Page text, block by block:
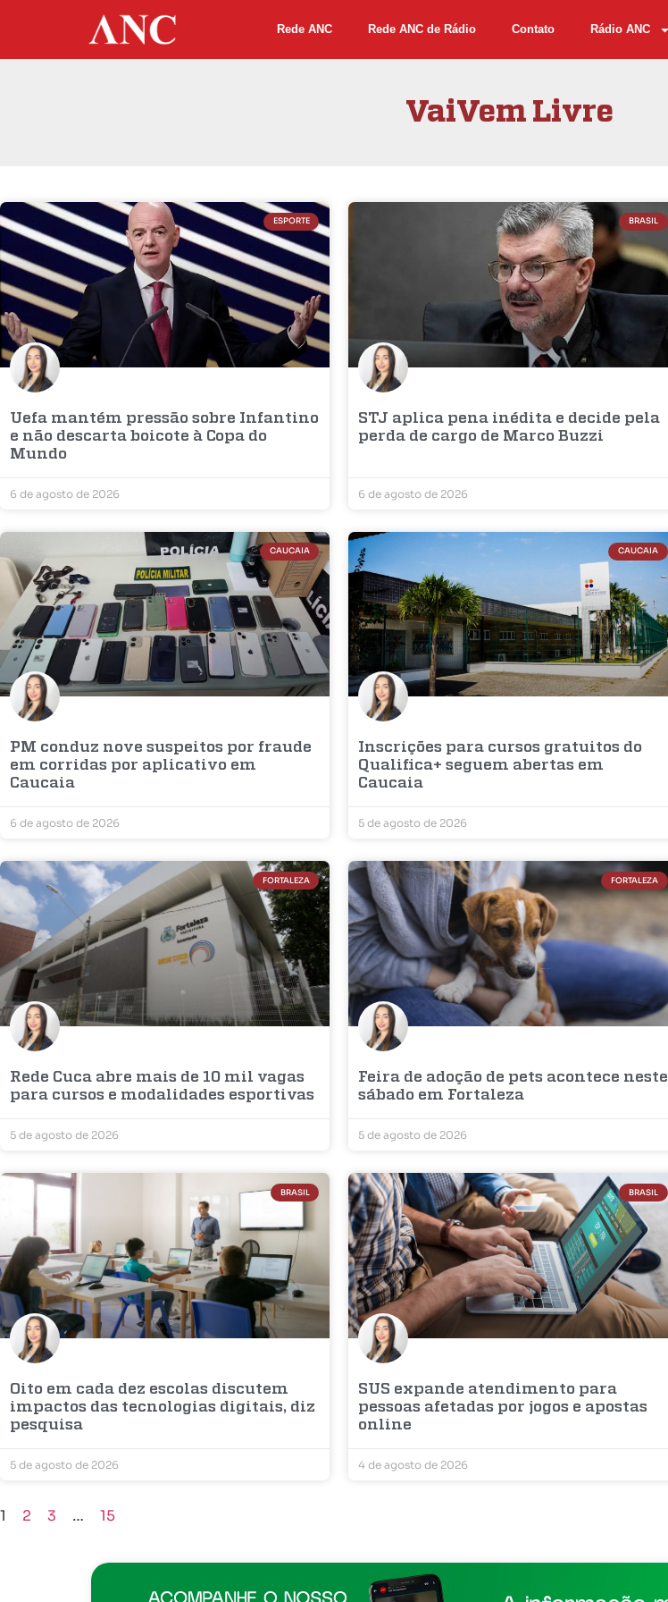
Rede ANC Rede ANC de Rádio Contato Rádio ANC
VaiVem Livre
ESPORTE
Uefa mantém pressão sobre Infantino
e não descarta boicote à Copa do
Mundo
6 de agosto de 2026
BRASIL
STJ aplica pena inédita e decide pela
perda de cargo de Marco Buzzi
6 de agosto de 2026
CAUCAIA
PM conduz nove suspeitos por fraude
em corridas por aplicativo em
Caucaia
6 de agosto de 2026
CAUCAIA
Inscrições para cursos gratuitos do
Qualifica+ seguem abertas em
Caucaia
5 de agosto de 2026
FORTALEZA
Rede Cuca abre mais de 10 mil vagas
para cursos e modalidades esportivas
5 de agosto de 2026
FORTALEZA
Feira de adoção de pets acontece neste
sábado em Fortaleza
5 de agosto de 2026
BRASIL
Oito em cada dez escolas discutem
impactos das tecnologias digitais, diz
pesquisa
5 de agosto de 2026
BRASIL
SUS expande atendimento para
pessoas afetadas por jogos e apostas
online
4 de agosto de 2026
1 2 3 … 15